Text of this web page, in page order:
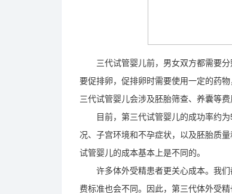
三代试管婴儿前，男女双方都需要分
要促排卵，促排卵时需要使用一定的药
三代试管婴儿会涉及胚胎筛查、养囊等费
目前，第三代试管婴儿的成功率约为
况、子宫环境和不孕症状，以及胚胎质
试管婴儿的成本基本上是不同的。
许多体外受精患者更关心成本。我们
费标准也会不同。因此，第三代体外受